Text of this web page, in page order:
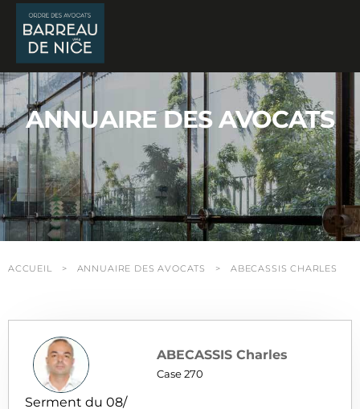
Panneau de gestion des cookies
ANNUAIRE DES AVOCATS
ACCUEIL ANNUAIRE DES AVOCATS ABECASSIS CHARLES
ABECASSIS Charles
Case 270
Serment du 08/